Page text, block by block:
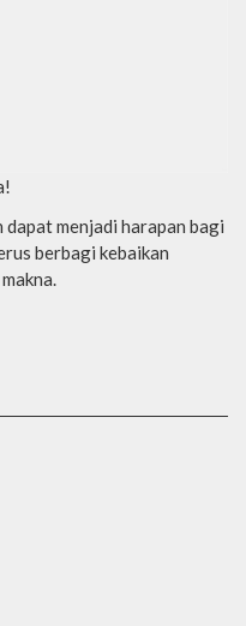
menjadi harapan bagi
berbagi kebaikan